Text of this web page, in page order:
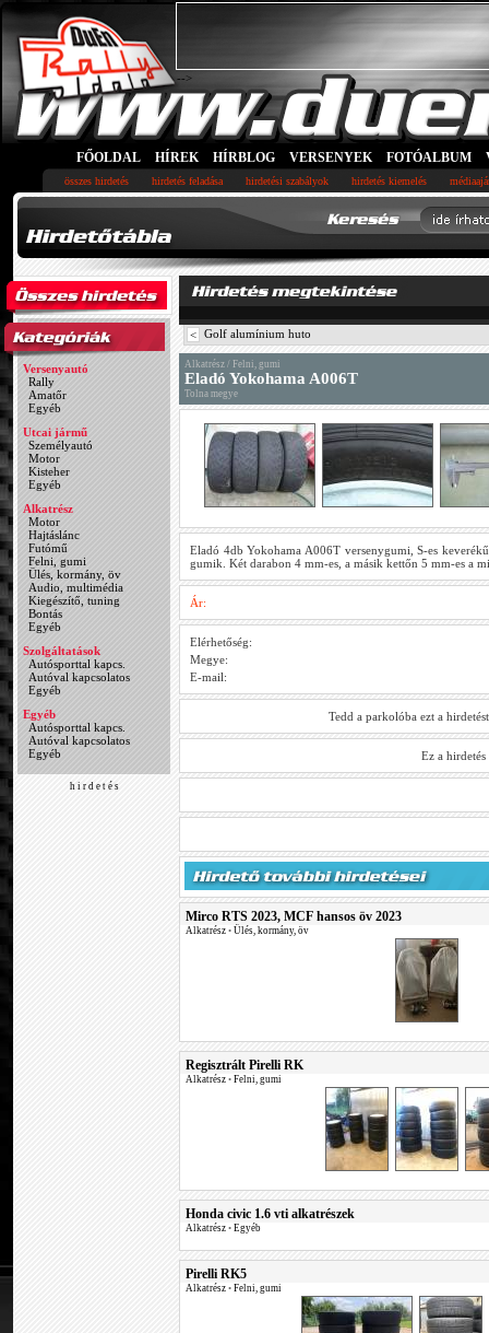
-->
FŐOLDAL HÍREK HÍRBLOG VERSENYEK FOTÓALBUM
összes hirdetés hirdetés feladása hirdetési szabályok hirdetés kiemelés
Versenyautó
Rally
Amatőr
Egyéb
Utcai jármű
Személyautó
Motor
Kisteher
Egyéb
Alkatrész
Motor
Hajtáslánc
Futómű
Felni, gumi
Ülés, kormány, öv
Audio, multimédia
Kiegészítő, tuning
Bontás
Egyéb
Szolgáltatások
Autósporttal kapcs.
Autóval kapcsolatos
Egyéb
Egyéb
Autósporttal kapcs.
Autóval kapcsolatos
Egyéb
h i r d e t é s
< Golf alumínium huto
Alkatrész / Felni, gumi
Eladó Yokohama A006T
Tolna megye
Eladó 4db Yokohama A006T versenygumi, S-es
gumik. Két darabon 4 mm-es, a másik kettőn 5 mm-es a
Ár:
Elérhetőség:
Megye:
E-mail:
Tedd a parkolóba ezt a
Ez a
Mirco RTS 2023, MCF hansos öv 2023
Alkatrész • Ülés, kormány, öv
Regisztrált Pirelli RK
Alkatrész • Felni, gumi
Honda civic 1.6 vti alkatrészek
Alkatrész • Egyéb
Pirelli RK5
Alkatrész • Felni, gumi